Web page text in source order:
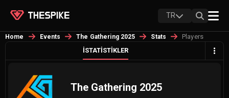
TR
Home Events The Gathering 2025 Stats
Players
İSTATISTIKLER
The Gathering 2025